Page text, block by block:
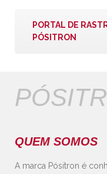
PORTAL DE
PÓSITRON
QUEM SOMOS
A marca Pósitron é